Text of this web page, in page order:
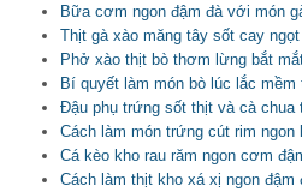
Bữa cơm ngon đậm đà với món
Thịt gà xào măng tây sốt cay
Phở xào thịt bò thơm lừng bắt
Bí quyết làm món bò lúc lắc
Đậu phụ trứng sốt thịt và cà chua
Cách làm món trứng cút rim
Cá kèo kho rau răm ngon cơm
Cách làm thịt kho xá xị ngon đậm